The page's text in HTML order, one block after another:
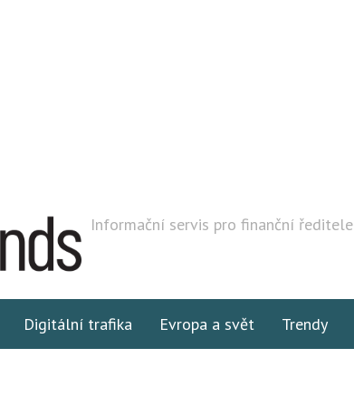
Informační servis pro finanční ředitele
Digitální trafika Evropa a svět Trendy